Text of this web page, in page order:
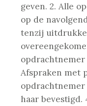
geven. 2. Alle
op de
tenzij
Afspraken met
haar bevestigd.